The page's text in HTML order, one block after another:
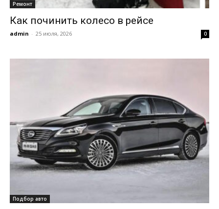
Ремонт
Как починить колесо в рейсе
admin - 25 июля, 2026 0
Подбор авто